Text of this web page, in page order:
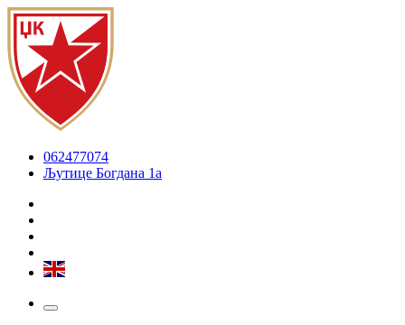
062477074
Љутице Богдана 1а